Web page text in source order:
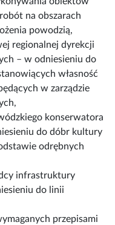
na obszarach
powodzią,
regionalnej dyrekcji
– w odniesieniu do
własność
w zarządzie
konserwatora
do dóbr kultury
odrębnych
infrastruktury
do linii
przepisami